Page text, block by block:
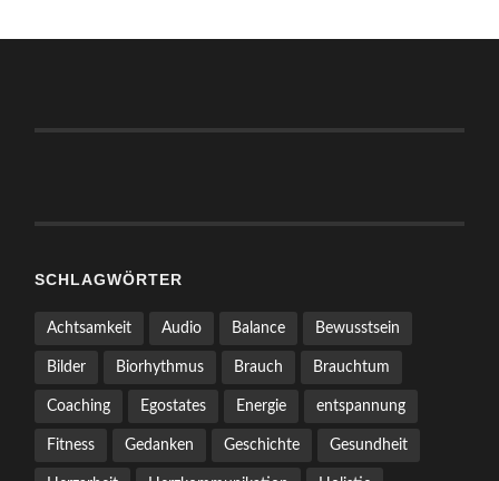
SCHLAGWÖRTER
Achtsamkeit Audio Balance Bewusstsein
Bilder Biorhythmus Brauch Brauchtum
Coaching Egostates Energie entspannung
Fitness Gedanken Geschichte Gesundheit